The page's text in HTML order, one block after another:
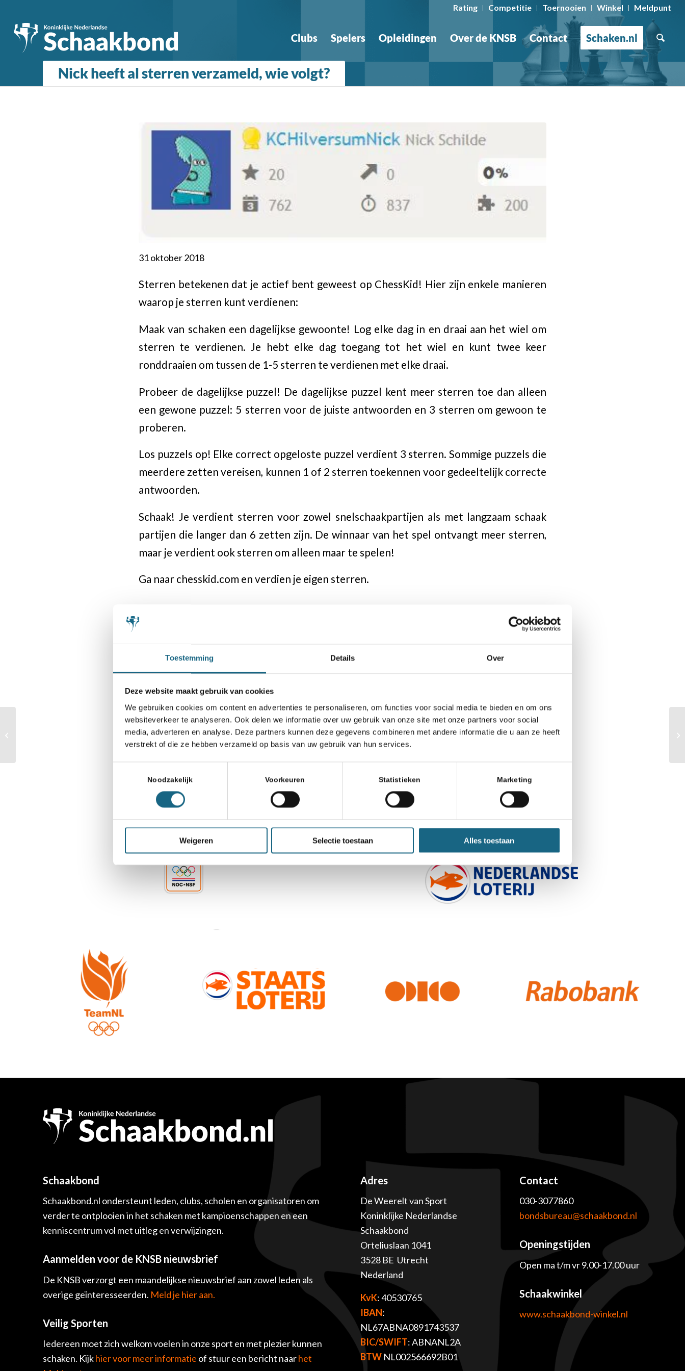
Toestemming Details Over
Deze website maakt gebruik van cookies
We gebruiken cookies om content en advertenties te personaliseren, om functies voor social media te bieden en om ons
websiteverkeer te analyseren. Ook delen we informatie over uw gebruik van onze site met onze partners voor social
media, adverteren en analyse. Deze partners kunnen deze gegevens combineren met andere informatie die u aan ze heeft
verstrekt of die ze hebben verzameld op basis van uw gebruik van hun services.
Noodzakelijk Voorkeuren Statistieken Marketing
Weigeren Selectie toestaan Alles toestaan
Rating Competitie Toernooien Winkel Meldpunt
Clubs Spelers Opleidingen Over de KNSB Contact Schaken.nl
Nick heeft al sterren verzameld, wie volgt?
31 oktober 2018
Sterren betekenen dat je actief bent geweest op ChessKid! Hier zijn enkele manieren
waarop je sterren kunt verdienen:
Maak van schaken een dagelijkse gewoonte! Log elke dag in en draai aan het wiel om
sterren te verdienen. Je hebt elke dag toegang tot het wiel en kunt twee keer
ronddraaien om tussen de 1-5 sterren te verdienen met elke draai.
Probeer de dagelijkse puzzel! De dagelijkse puzzel kent meer sterren toe dan alleen
een gewone puzzel: 5 sterren voor de juiste antwoorden en 3 sterren om gewoon te
proberen.
Los puzzels op! Elke correct opgeloste puzzel verdient 3 sterren. Sommige puzzels die
meerdere zetten vereisen, kunnen 1 of 2 sterren toekennen voor gedeeltelijk correcte
antwoorden.
Schaak! Je verdient sterren voor zowel snelschaakpartijen als met langzaam schaak
partijen die langer dan 6 zetten zijn. De winnaar van het spel ontvangt meer sterren,
maar je verdient ook sterren om alleen maar te spelen!
Ga naar chesskid.com en verdien je eigen sterren.
Categorie
Bondsnieuws
Deel dit stuk
Schaakbond.nl wordt mede mogelijk gemaakt door:
Schaakbond
Schaakbond.nl ondersteunt leden, clubs, scholen en organisatoren om
verder te ontplooien in het schaken met kampioenschappen en een
kenniscentrum vol met uitleg en verwijzingen.
Aanmelden voor de KNSB nieuwsbrief
De KNSB verzorgt een maandelijkse nieuwsbrief aan zowel leden als
overige geïnteresseerden. Meld je hier aan.
Veilig Sporten
Iedereen moet zich welkom voelen in onze sport en met plezier kunnen
schaken. Kijkhier voor meer informatie of stuur een bericht naarhet
Adres
De Weerelt van Sport
Koninklijke Nederlandse
Schaakbond
Orteliuslaan 1041
3528 BE Utrecht
Nederland
KvK: 40530765
IBAN:
NL67ABNA0891743537
BIC/SWIFT: ABNANL2A
BTW NL002566692B01
Contact
030-3077860
bondsbureau@schaakbond.nl
Openingstijden
Open ma t/m vr 9.00-17.00 uur
Schaakwinkel
www.schaakbond-winkel.nl